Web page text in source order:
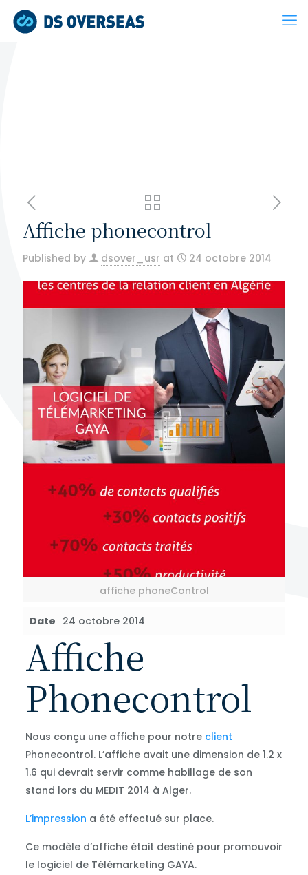
Affiche phonecontrol
Published by dsover_usr at 24 octobre 2014
affiche phoneControl
Date 24 octobre 2014
Affiche
Phonecontrol
Nous conçu une affiche pour notre client
Phonecontrol. L’affiche avait une dimension de 1.2 x
1.6 qui devrait servir comme habillage de son
stand lors du MEDIT 2014 à Alger.
L’impression a été effectué sur place.
Ce modèle d’affiche était destiné pour promouvoir
le logiciel de Télémarketing GAYA.